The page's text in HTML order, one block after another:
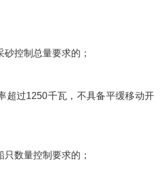
控制总量要求的；
过1250千瓦，不具备平缓移动开
数量控制要求的；